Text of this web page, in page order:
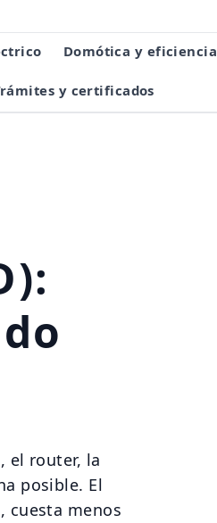
Domótica y eficiencia
y certificados
el router, la
posible. El
cuesta menos